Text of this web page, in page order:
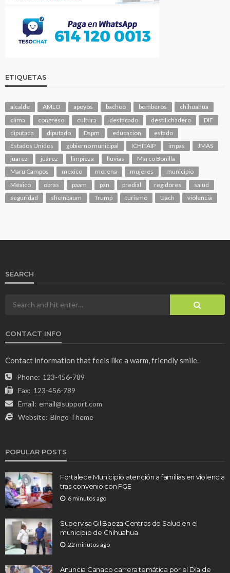
ETIQUETAS
alcalde AMLO apoyos bacheo bomberos
chihuahua
clima
congreso cultura destacado destilichadero
DIF
diputada
diputado Dspm educacion
estado
Estados Unidos
gobierno municipal ICHITAIP impas
JMAS
juarez
juárez limpieza lluvias
Marco Bonilla
Maru Campos
mexico morena mujeres
municipio
México
obras paam pan predial regidores
salud
seguridad
sheinbaum Trump turismo Uach violencia
SEARCH
CONTACT INFO
Contact information that feels like a warm, friendly smile.
Phone: 123-456-789
Fax: 123-456-789
Email: email@support.com
Website: Bingo Theme
POPULAR POSTS
Fortalece Municipio atención a familias en violencia
tras convenio con FGE
6 minutos ago
Supervisa Gil Baeza Centros de Salud en el
municipio de Chihuahua
22 minutos ago
Anuncia Canaco carrera temática por el Día de